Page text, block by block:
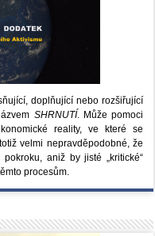
doplňující nebo rozšiřující
SHRNUTÍ. Může pomoci
reality, ve které se
velmi nepravděpodobné, že
aniž by jisté „kritické“
procesům.